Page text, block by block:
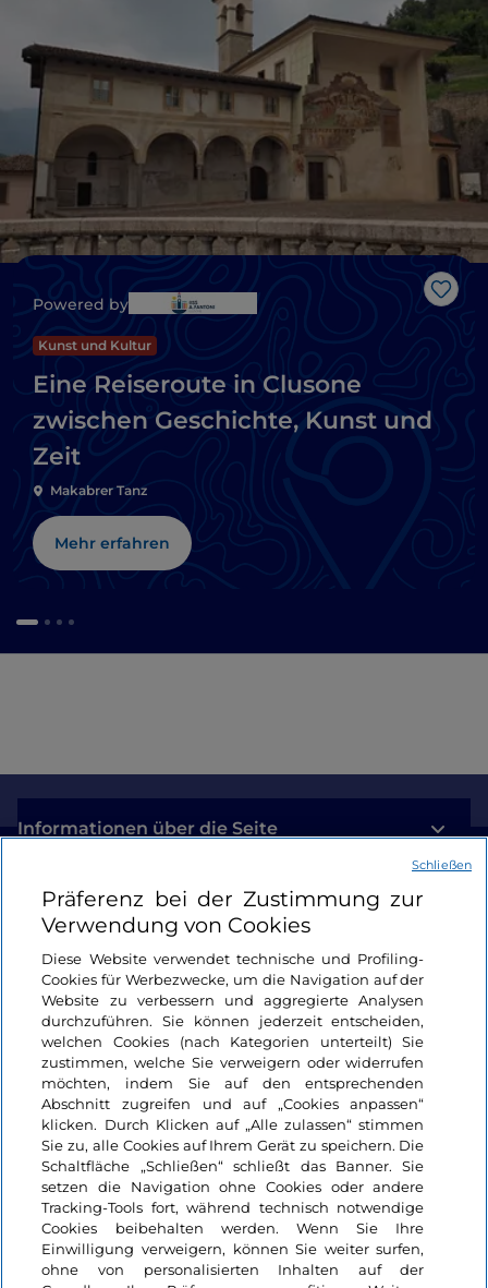
Like
Powered by
Kunst und Kultur
Eine Reiseroute in Clusone
zwischen Geschichte, Kunst und
Zeit
Makabrer Tanz
Mehr erfahren
Informationen über die Seite
Nützliche Links
Login
Bleiben wir in Kontakt
Präferenz bei der Zustimmung zur
Verwendung von Cookies
Diese Website verwendet technische und Profiling-
Cookies für Werbezwecke, um die Navigation auf der
Website zu verbessern und aggregierte Analysen
durchzuführen. Sie können jederzeit entscheiden,
welchen Cookies (nach Kategorien unterteilt) Sie
zustimmen, welche Sie verweigern oder widerrufen
möchten, indem Sie auf den entsprechenden
Abschnitt zugreifen und auf „Cookies anpassen“
klicken. Durch Klicken auf „Alle zulassen“ stimmen
Sie zu, alle Cookies auf Ihrem Gerät zu speichern. Die
Schaltfläche „Schließen“ schließt das Banner. Sie
setzen die Navigation ohne Cookies oder andere
Tracking-Tools fort, während technisch notwendige
Cookies beibehalten werden. Wenn Sie Ihre
Einwilligung verweigern, können Sie weiter surfen,
ohne von personalisierten Inhalten auf der
Schließen